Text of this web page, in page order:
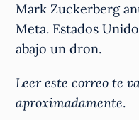
Mark Zuckerberg
Meta. Estados
abajo un dron.
Leer este correo te
aproximadamente.